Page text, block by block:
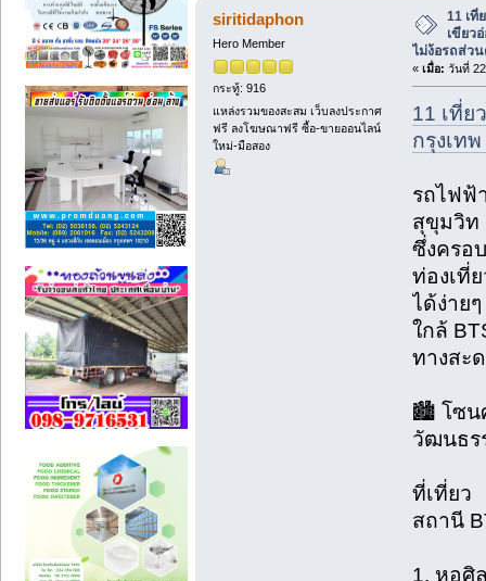
ประหยัด ไม่ง้อรถส่วนตัว! (อ่าน 1338 ค
siritidaphon
Hero Member
กระทู้: 916
แหล่งรวมของสะสม เว็บลงประกาศ
ฟรี ลงโฆษณาฟรี ซื้อ-ขายออนไลน์
ใหม่-มือสอง
11 เที่
เขียว
ไม่ง้อรถส่ว
« เมื่อ: วันที่
11 เที่ย
กรุงเท
รถไฟฟ้
สุขุมวิท
ซึ่งครอ
ท่องเที่
ได้ง่าย
ใกล้
ทางสะ
🏙️ โซน
วัฒนธร
สถานี
1. หอศิ